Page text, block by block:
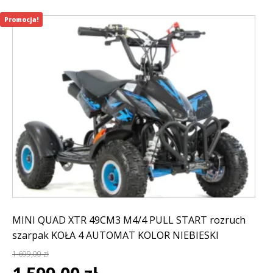
MINI QUAD XTR 49CM3 M4/4 PULL START rozruch
szarpak KOŁA 4 AUTOMAT KOLOR NIEBIESKI
1 699,00zł
Pierwotna
Promocja!